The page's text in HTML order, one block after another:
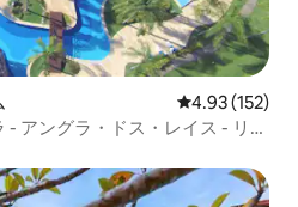
レビュー152
4.93 (152)
アングラ・ドス・レイス - リ